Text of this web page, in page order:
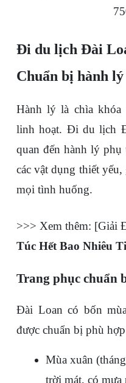
Đi du lịch Đài
Chuẩn bị hành lý
Hành lý là chìa khóa
linh hoạt. Đi du lịch
quan đến hành lý
các vật dụng thiết
mọi tình huống.
>>> Xem thêm: [Giải
Túc Hết Bao Nhiêu
Trang phục chuẩn
Đài Loan có bốn
được chuẩn bị phù
Mùa xuân
trời mát, có mưa